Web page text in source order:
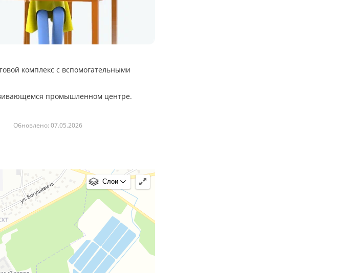
комплекс с вспомогательными
промышленном центре.
административных служб,
хорошее естественное
отопление. Объект готов к
приватность, возможность
Обновлено: 07.05.2026
Слои